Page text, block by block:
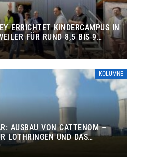
ERRICHTET KINDERCAMPUS IN
FÜR RUND 8,5 BIS 9
KOLUMNE
AUSBAU VON CATTENOM –
LOTHRINGEN UND DAS